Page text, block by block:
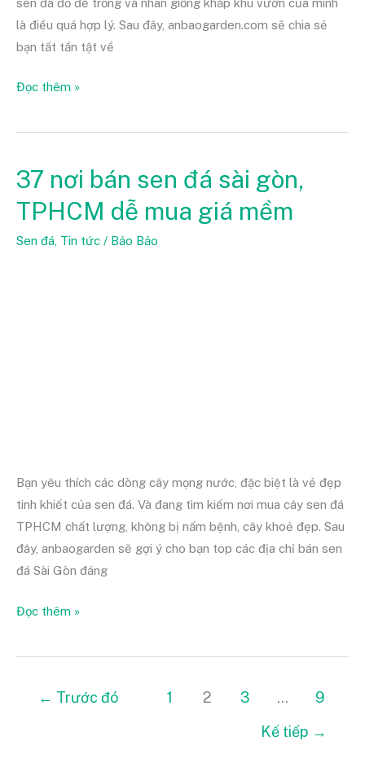
là điều quá hợp lý. Sau đây, anbaogarden.com sẽ chia sẻ
bạn tất tần tật về
Đọc thêm »
37 nơi bán sen đá sài gòn,
TPHCM dễ mua giá mềm
Sen đá, Tin tức / Bảo Bảo
Bạn yêu thích các dòng cây mọng nước, đặc biệt là vẻ đẹp
tinh khiết của sen đá. Và đang tìm kiếm nơi mua cây sen đá
TPHCM chất lượng, không bị nấm bệnh, cây khoẻ đẹp. Sau
đây, anbaogarden sẽ gợi ý cho bạn top các địa chỉ bán sen
đá Sài Gòn đáng
37
bán
sen
Đọc thêm »
← Trước đó 1 2 3 … 9
Kế tiếp →